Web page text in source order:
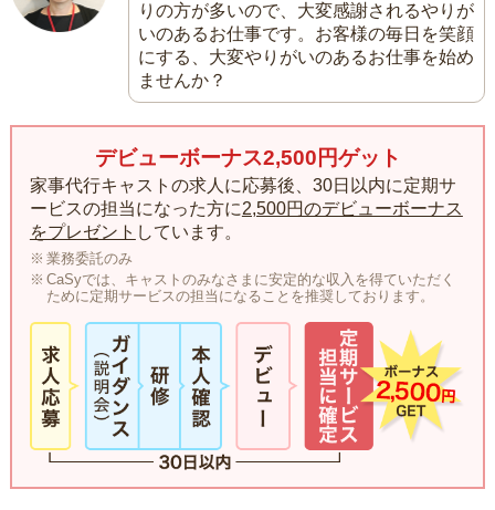
りの方が多いので、大変感謝されるやりが
いのあるお仕事です。お客様の毎日を笑顔
にする、大変やりがいのあるお仕事を始め
ませんか？
デビューボーナス2,500円ゲット
家事代行キャストの求人に応募後、30日以内に定期サ
ービスの担当になった方に2,500円のデビューボーナス
をプレゼント しています。
業務委託のみ
CaSyでは、キャストのみなさまに安定的な収入を得ていただく
ために定期サービスの担当になることを推奨しております。